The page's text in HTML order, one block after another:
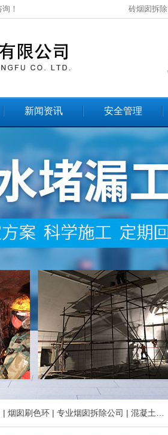
！ 砖烟囱拆除
新闻资讯 安全管理
| 烟囱刷色环 | 专业烟囱拆除公司 | 混凝土烟囱美化